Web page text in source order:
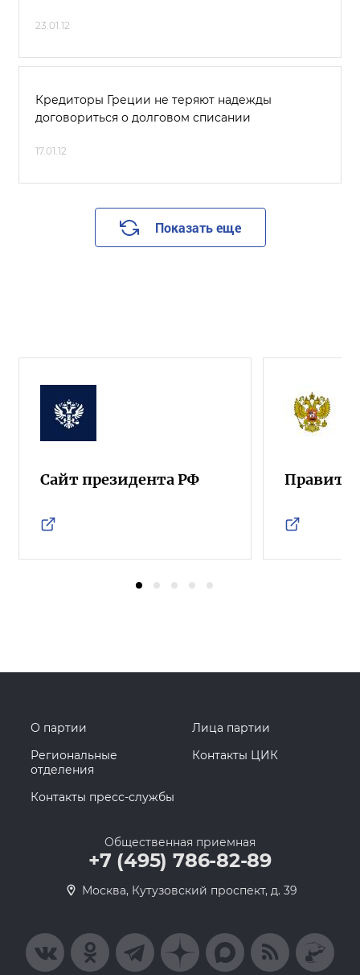
23.01.12
Кредиторы Греции не теряют надежды
договориться о долговом списании
17.01.12
Показать еще
Сайт президента РФ
О партии
Лица партии
Региональные
отделения
Контакты ЦИК
Контакты пресс-службы
Общественная приемная
+7 (495) 786-82-89
Москва, Кутузовский проспект, д. 39